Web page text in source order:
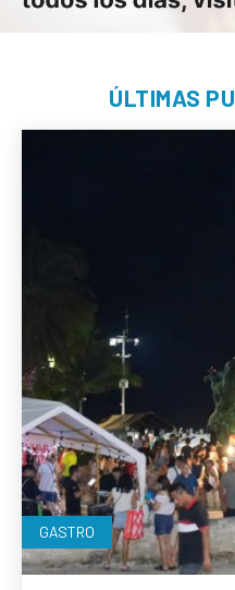
ÚLTIMAS
GASTRO